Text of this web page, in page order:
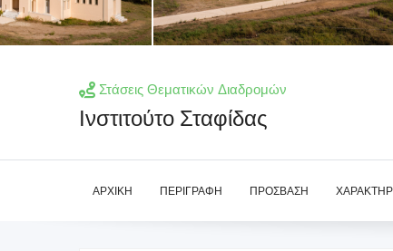
Στάσεις Θεματικών Διαδρομών
Ινστιτούτο Σταφίδας
ΑΡΧΙΚΉ ΠΕΡΙΓΡΑΦΉ ΠΡΌΣΒΑΣΗ